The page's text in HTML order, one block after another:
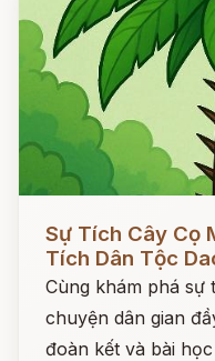
Sự Tích Cây Cọ
Tích Dân Tộc
Cùng khám phá sự
chuyện dân gian
đoàn kết và bài